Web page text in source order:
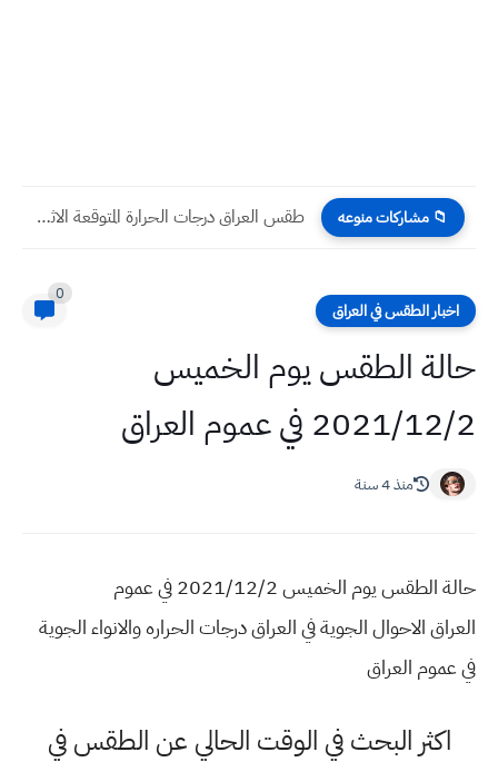
📁 مشاركات منوعه طقس العراق درجات الحرارة المتوقعة الاثنين ٤ / ١١ /...
اخبار الطقس في العراق
0
حالة الطقس يوم الخميس
2021/12/2 في عموم العراق
منذ 4 سنة
حالة الطقس يوم الخميس 2021/12/2 في عموم
العراق الاحوال الجوية في العراق درجات الحراره والانواء الجوية
في عموم العراق
اكثر البحث في الوقت الحالي عن الطقس في